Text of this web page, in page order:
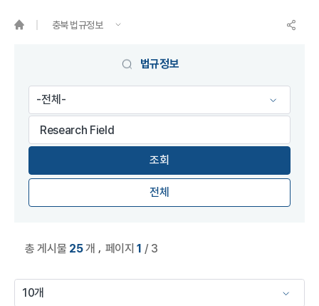
충북 법규정보
법규정보
전체
총 게시물 25개 페이지1 / 3